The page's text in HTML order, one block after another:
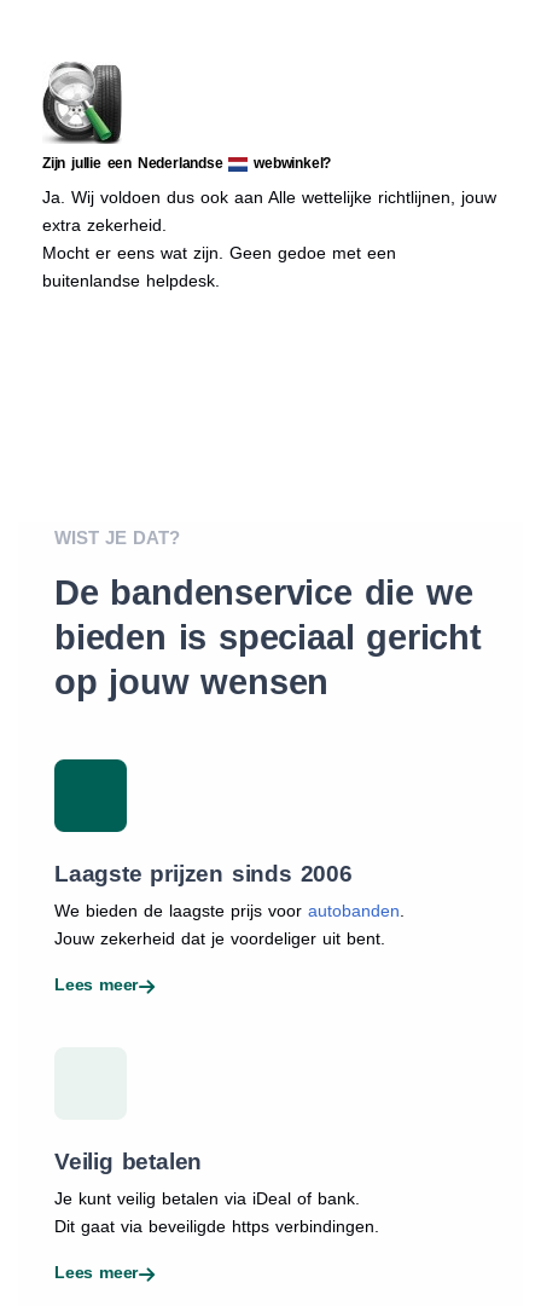
Zijn jullie een Nederlandse webwinkel?
Ja. Wij voldoen dus ook aan Alle wettelijke richtlijnen, jouw
extra zekerheid.
Mocht er eens wat zijn. Geen gedoe met een
buitenlandse helpdesk.
WIST JE DAT?
De bandenservice die we
bieden is speciaal gericht
op jouw wensen
Laagste prijzen sinds 2006
We bieden de laagste prijs voor autobanden
Jouw zekerheid dat je voordeliger uit bent.
Lees meer
Veilig betalen
Je kunt veilig betalen via iDeal of bank.
Dit gaat via beveiligde https verbindingen.
Lees meer